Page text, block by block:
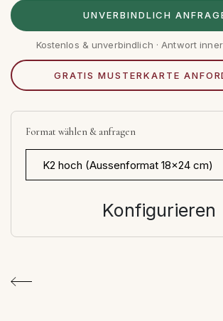
UNVERBINDLICH
Kostenlos & unverbindlich · Antwort
GRATIS MUSTERKARTE
Format wählen & anfragen
Konfigurieren